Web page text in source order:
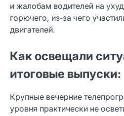
и жалобам водителей на
горючего, из‑за чего
двигателей.
Как освещали
итоговые выпуски:
Крупные вечерние
уровня практически не